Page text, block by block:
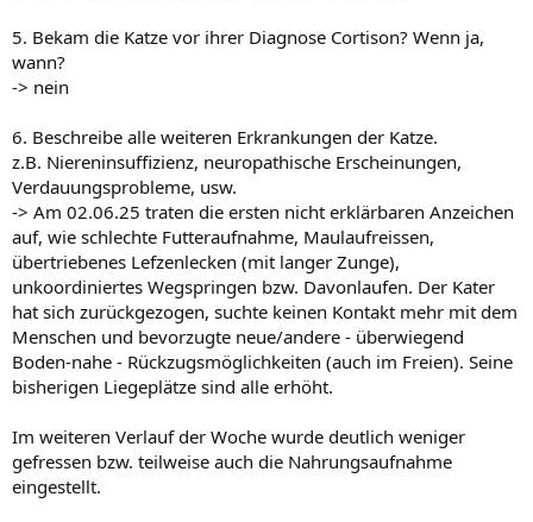
5. Bekam die Katze vor ihrer Diagnose Cortison? Wenn ja,
wann?
-> nein
6. Beschreibe alle weiteren Erkrankungen der Katze.
z.B. Niereninsuffizienz, neuropathische Erscheinungen,
Verdauungsprobleme, usw.
-> Am 02.06.25 traten die ersten nicht erklärbaren Anzeichen
auf, wie schlechte Futteraufnahme, Maulaufreissen,
übertriebenes Lefzenlecken (mit langer Zunge),
unkoordiniertes Wegspringen bzw. Davonlaufen. Der Kater
hat sich zurückgezogen, suchte keinen Kontakt mehr mit dem
Menschen und bevorzugte neue/andere - überwiegend
Boden-nahe - Rückzugsmöglichkeiten (auch im Freien). Seine
bisherigen Liegeplätze sind alle erhöht.
Im weiteren Verlauf der Woche wurde deutlich weniger
gefressen bzw. teilweise auch die Nahrungsaufnahme
eingestellt.